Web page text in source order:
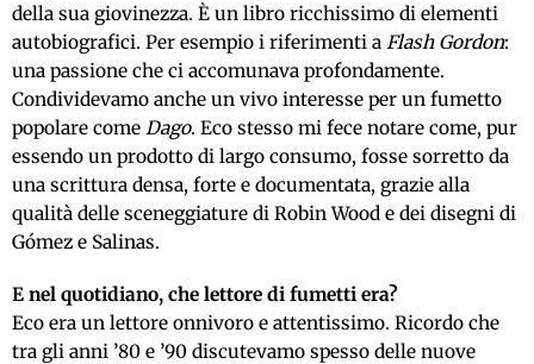
della sua giovinezza. È un libro ricchissimo di elementi
autobiografici. Per esempio i riferimenti a Flash Gordon:
una passione che ci accomunava profondamente.
Condividevamo anche un vivo interesse per un fumetto
popolare come Dago. Eco stesso mi fece notare come, pur
essendo un prodotto di largo consumo, fosse sorretto da
una scrittura densa, forte e documentata, grazie alla
qualità delle sceneggiature di Robin Wood e dei disegni di
Gómez e Salinas.
E nel quotidiano, che lettore di fumetti era?
Eco era un lettore onnivoro e attentissimo. Ricordo che
tra gli anni ’80 e ’90 discutevamo spesso delle nuove